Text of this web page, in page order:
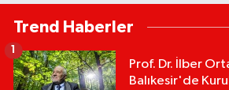
Trend Haberler
Prof. Dr. İlber
Balıkesir'de
1